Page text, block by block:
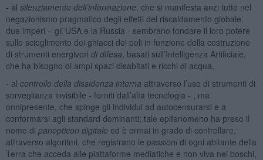
- al silenziamento dell’informazione , che si manifesta anzi tutto nel
negazionismo pragmatico degli effetti del riscaldamento globale:
due imperi – gli USA e la Russia - sembrano fondare il loro potere
sullo scioglimento dei ghiacci dei poli in funzione della costruzione
di strumenti energivori di difesa , basati sull’Intelligenza Artificiale,
che ha bisogno di ampi spazi disabitati e ricchi di acqua,
- al controllo della dissidenza interna attraverso l’uso di strumenti di
sorveglianza invisibile - forniti dall’alta tecnologia - , ma
onnipresente, che spinge gli individui ad autocensurarsi e a
conformarsi agli standard dominanti; tale epifenomeno ha preso il
nome di panopticon digitale ed è ormai in grado di controllare,
attraverso algoritmi, che registrano le passionidi ogni abitante della
Terra che acceda alle piattaforme mediatiche e non viva nei boschi,